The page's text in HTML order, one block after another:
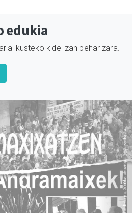
edukia
ikusteko kide izan behar zara.